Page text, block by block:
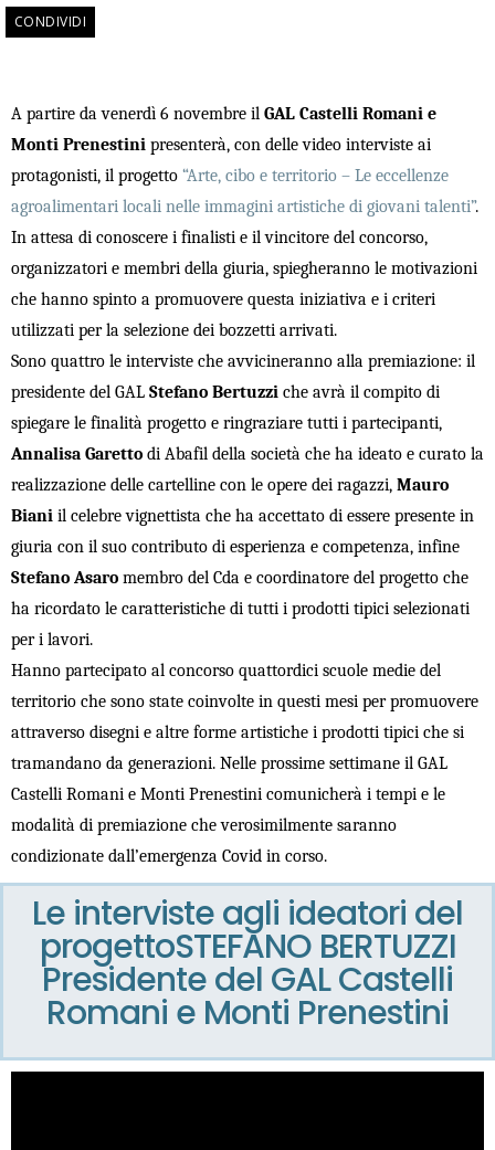
CONDIVIDI
A partire da venerdì 6 novembre il GAL Castelli Romani e
Monti Prenestini presenterà, con delle video interviste ai
protagonisti, il progetto “Arte, cibo e territorio – Le eccellenze
agroalimentari locali nelle immagini artistiche di giovani talenti”.
In attesa di conoscere i finalisti e il vincitore del concorso,
organizzatori e membri della giuria, spiegheranno le motivazioni
che hanno spinto a promuovere questa iniziativa e i criteri
utilizzati per la selezione dei bozzetti arrivati.
Sono quattro le interviste che avvicineranno alla premiazione: il
presidente del GAL Stefano Bertuzzi che avrà il compito di
spiegare le finalità progetto e ringraziare tutti i partecipanti,
Annalisa Garetto di Abafil della società che ha ideato e curato la
realizzazione delle cartelline con le opere dei ragazzi, Mauro
Biani il celebre vignettista che ha accettato di essere presente in
giuria con il suo contributo di esperienza e competenza, infine
Stefano Asaro membro del Cda e coordinatore del progetto che
ha ricordato le caratteristiche di tutti i prodotti tipici selezionati
per i lavori.
Hanno partecipato al concorso quattordici scuole medie del
territorio che sono state coinvolte in questi mesi per promuovere
attraverso disegni e altre forme artistiche i prodotti tipici che si
tramandano da generazioni. Nelle prossime settimane il GAL
Castelli Romani e Monti Prenestini comunicherà i tempi e le
modalità di premiazione che verosimilmente saranno
condizionate dall’emergenza Covid in corso.
Le interviste agli ideatori del
progettoSTEFANO BERTUZZI
Presidente del GAL Castelli
Romani e Monti Prenestini